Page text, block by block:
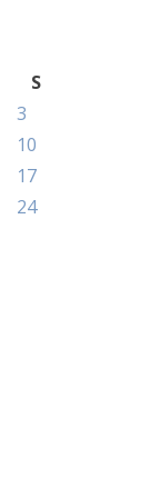
S
3
10
17
24